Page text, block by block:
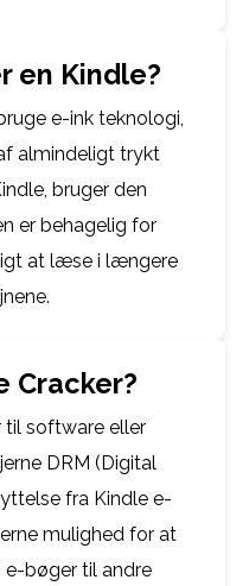
en Kindle?
e-ink teknologi,
almindeligt trykt
bruger den
er behagelig for
at læse i længere
Cracker?
til software eller
DRM (Digital
fra Kindle e-
mulighed for at
e-bøger til andre